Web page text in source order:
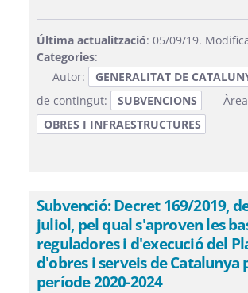
Última actualització: 05/09/19.
Categories:
Autor:
GENERALITAT DE
de contingut:
SUBVENCIONS
OBRES I INFRAESTRUCTURES
Subvenció: Decret 169/2019,
juliol, pel qual s'aproven les
reguladores i d'execució del
d'obres i serveis de Catalunya
període 2020-2024